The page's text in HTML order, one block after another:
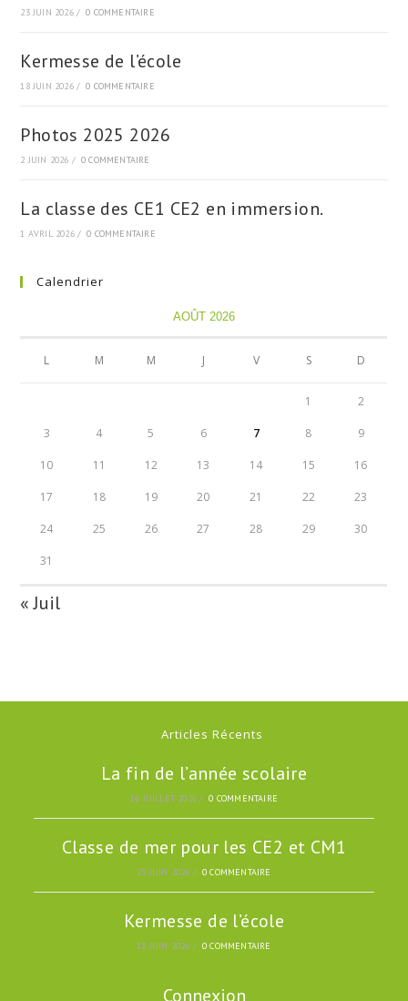
23 JUIN 2026 / 0 COMMENTAIRE
Kermesse de l’école
18 JUIN 2026 / 0 COMMENTAIRE
Photos 2025 2026
2 JUIN 2026 / 0 COMMENTAIRE
La classe des CE1 CE2 en immersion.
1 AVRIL 2026 / 0 COMMENTAIRE
Calendrier
AOÛT 2026
L M M J V S D
1 2
3 4 5 6 7 8 9
10 11 12 13 14 15 16
17 18 19 20 21 22 23
24 25 26 27 28 29 30
31
« Juil
Articles Récents
La fin de l’année scolaire
16 JUILLET 2026 / 0 COMMENTAIRE
Classe de mer pour les CE2 et CM1
23 JUIN 2026 / 0 COMMENTAIRE
Kermesse de l’école
18 JUIN 2026 / 0 COMMENTAIRE
Connexion